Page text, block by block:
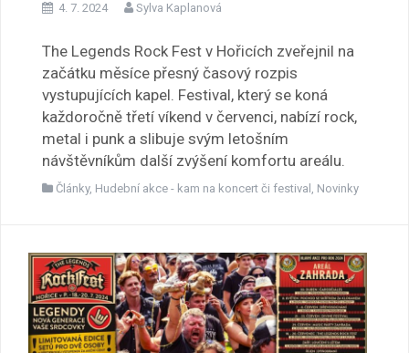
4. 7. 2024 Sylva Kaplanová
The Legends Rock Fest v Hořicích zveřejnil na
začátku měsíce přesný časový rozpis
vystupujících kapel. Festival, který se koná
každoročně třetí víkend v červenci, nabízí rock,
metal i punk a slibuje svým letošním
návštěvníkům další zvýšení komfortu areálu.
Články, Hudební akce - kam na koncert či festival Novinky